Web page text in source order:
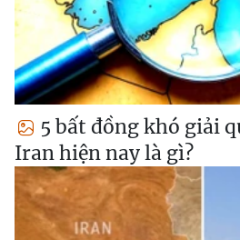
5 bất đồng khó giải
Iran hiện nay là gì?